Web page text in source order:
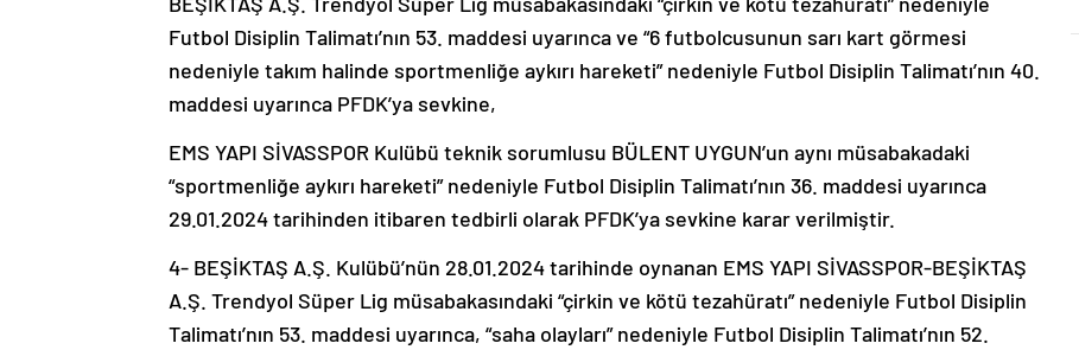
Futbol Disiplin Talimatı’nın 53. maddesi uyarınca ve “6 futbolcusunun sarı kart görmesi
nedeniyle takım halinde sportmenliğe aykırı hareketi” nedeniyle Futbol Disiplin Talimatı’nın 40.
maddesi uyarınca PFDK’ya sevkine,
EMS YAPI SİVASSPOR Kulübü teknik sorumlusu BÜLENT UYGUN’un aynı müsabakadaki
“sportmenliğe aykırı hareketi” nedeniyle Futbol Disiplin Talimatı’nın 36. maddesi uyarınca
29.01.2024 tarihinden itibaren tedbirli olarak PFDK’ya sevkine karar verilmiştir.
4- BEŞİKTAŞ A.Ş. Kulübü’nün 28.01.2024 tarihinde oynanan EMS YAPI SİVASSPOR-BEŞİKTAŞ
A.Ş. Trendyol Süper Lig müsabakasındaki “çirkin ve kötü tezahüratı” nedeniyle Futbol Disiplin
Talimatı’nın 53. maddesi uyarınca, “saha olayları” nedeniyle Futbol Disiplin Talimatı’nın 52.